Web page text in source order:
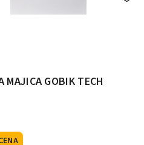
MAJICA GOBIK TECH